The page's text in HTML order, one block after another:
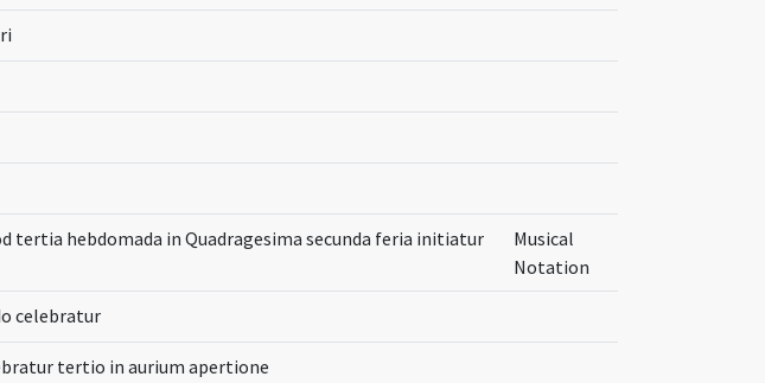
tertia hebdomada in Quadragesima secunda feria initiatur
Musical
Notation
celebratur
tertio in aurium apertione